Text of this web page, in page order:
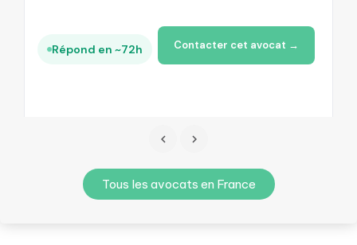
Répond en ~72h Contacter cet avocat →
Tous les avocats en France